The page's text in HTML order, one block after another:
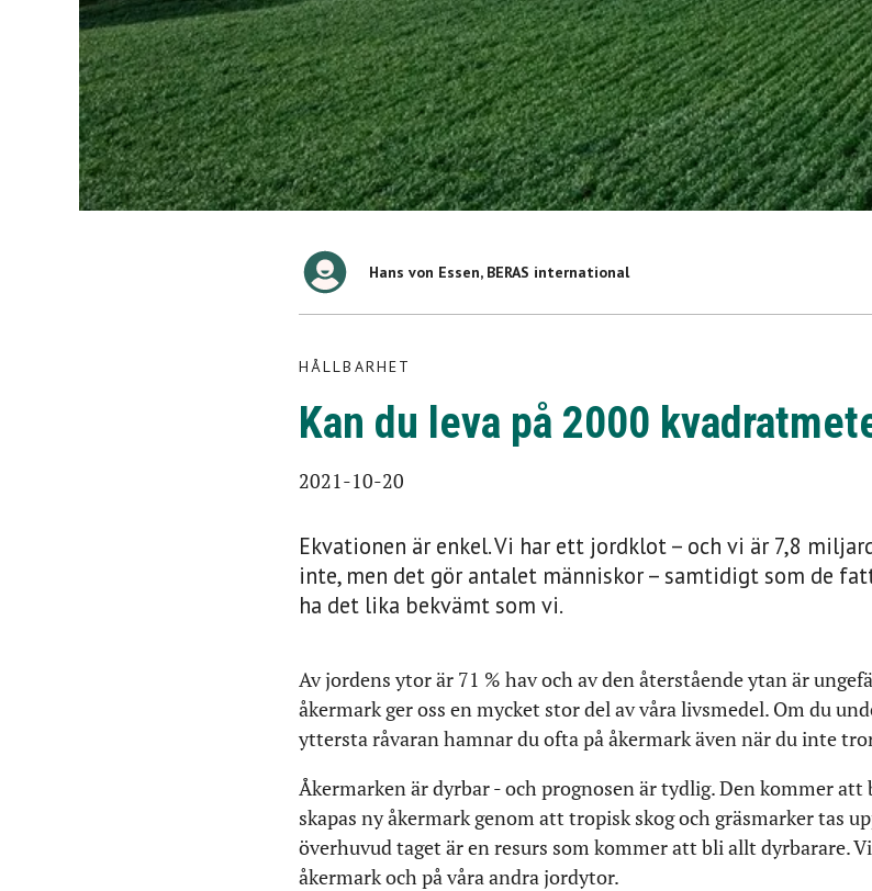
Kan du leva på 2000 kvadratmeter?
2021-10-20
Hans von Essen, BERAS international
HÅLLBARHET
Kan du leva på 2000
2021-10-20
Ekvationen är enkel. Vi har ett jordklot – och vi är 7,8
inte, men det gör antalet människor – samtidigt som de
ha det lika bekvämt som vi.
Av jordens ytor är 71 % hav och av den återstående ytan är
åkermark ger oss en mycket stor del av våra livsmedel. Om du
yttersta råvaran hamnar du ofta på åkermark även när du inte
Åkermarken är dyrbar - och prognosen är tydlig. Den kommer
skapas ny åkermark genom att tropisk skog och gräsmarker tas
överhuvud taget är en resurs som kommer att bli allt dyrbarare.
åkermark och på våra andra jordytor.